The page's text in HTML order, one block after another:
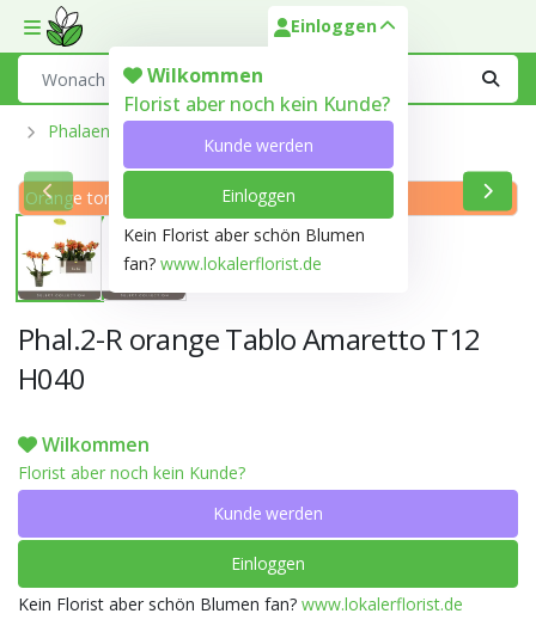
Toggle mobile menu
Einloggen
Wilkommen
Florist aber noch kein Kunde?
Kunde werden
Einloggen
Kein Florist aber schön Blumen
fan? www.lokalerflorist.de
Phalaenopsis Aus Der Optiflor-Gärtnerei
Orange ton 29A
Phal.2-R orange Tablo Amaretto T12
H040
Wilkommen
Florist aber noch kein Kunde?
Kunde werden
Einloggen
Kein Florist aber schön Blumen fan? www.lokalerflorist.de